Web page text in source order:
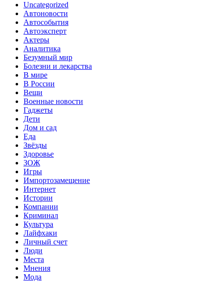
Uncategorized
Автоновости
Автособытия
Автоэксперт
Актеры
Аналитика
Безумный мир
Болезни и лекарства
В мире
В России
Вещи
Военные новости
Гаджеты
Дети
Дом и сад
Еда
Звёзды
Здоровье
ЗОЖ
Игры
Импортозамещение
Интернет
Истории
Компании
Криминал
Культура
Лайфхаки
Личный счет
Люди
Места
Мнения
Мода